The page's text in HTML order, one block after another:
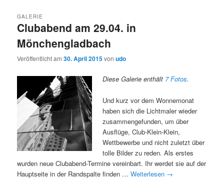
Clubabend am 29.04. in
Mönchengladbach
GALERIE
Veröffentlicht am30. April 2015vonudo
Diese Galerie enthält 7 Fotos.
Und kurz vor dem Wonnemonat
haben sich die Lichtmaler wieder
zusammengefunden, um über
Ausflüge, Club-Klein-Klein,
Wettbewerbe und nicht zuletzt über
tolle Bilder zu reden. Als erstes
wurden neue Clubabend-Termine vereinbart. Ihr werdet sie auf der
Hauptseite in der Randspalte finden …Weiterlesen →